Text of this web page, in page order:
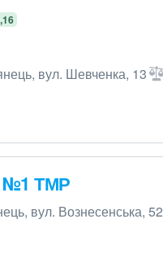
вул. Шевченка, 13
№1 ТМР
вул. Вознесенська, 52